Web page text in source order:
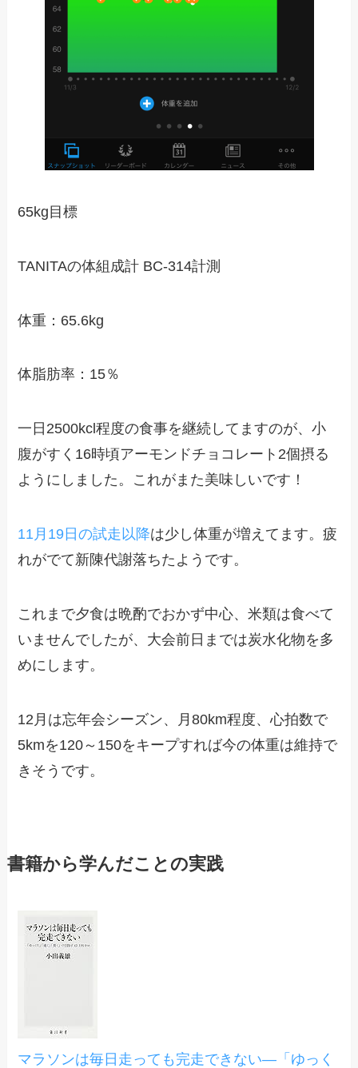
65kg目標
TANITAの体組成計 BC-314計測
体重：65.6kg
体脂肪率：15％
一日2500kcl程度の食事を継続してますのが、小
腹がすく16時頃アーモンドチョコレート2個摂る
ようにしました。これがまた美味しいです！
11月19日の試走以降は少し体重が増えてます。疲
れがでて新陳代謝落ちたようです。
これまで夕食は晩酌でおかず中心、米類は食べて
いませんでしたが、大会前日までは炭水化物を多
めにします。
12月は忘年会シーズン、月80km程度、心拍数で
5kmを120～150をキープすれば今の体重は維持で
きそうです。
書籍から学んだことの実践
マラソンは毎日走っても完走できない―「ゆっく